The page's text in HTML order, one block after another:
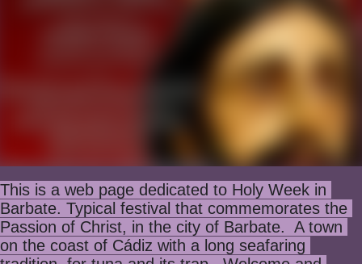
This is a web page dedicated to Holy Week in
Barbate. Typical festival that commemorates the
Passion of Christ, in the city of Barbate.  A town
on the coast of Cádiz with a long seafaring